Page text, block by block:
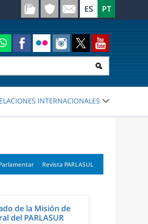
INTERNACIONALES
Revista PARLASUL
de la Misión de
del PARLASUR